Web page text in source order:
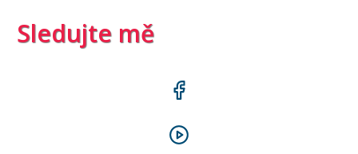
Sledujte mě